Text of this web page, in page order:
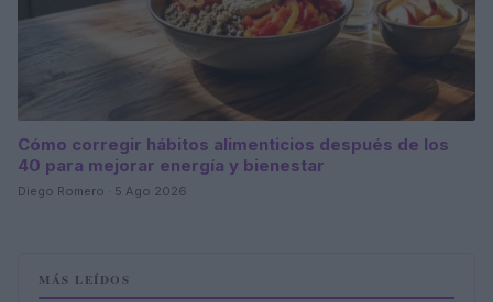
Cómo corregir hábitos alimenticios después de los
40 para mejorar energía y bienestar
Diego Romero · 5 Ago 2026
MÁS LEÍDOS